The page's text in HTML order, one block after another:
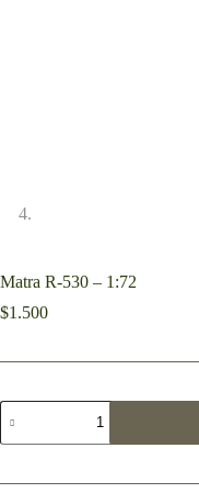
Matra R-530 – 1:72
$1.500